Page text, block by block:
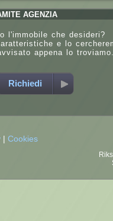
AGENZIA
l'immobile che desideri?
e lo
appena lo troviamo.
Richiedi
| Cookies